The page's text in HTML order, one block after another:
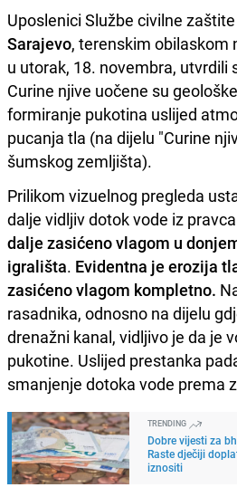
Uposlenici Službe civilne zaštite
Sarajevo, terenskim obilaskom
u utorak, 18. novembra, utvrdili
Curine njive uočene su
formiranje pukotina uslijed
pucanja tla (na dijelu "Curine
šumskog zemljišta).
Prilikom vizuelnog pregleda
dalje vidljiv dotok vode iz
dalje zasićeno vlagom u
igrališta. Evidentna je erozija
zasićeno vlagom kompletno.
rasadnika, odnosno na dijelu
drenažni kanal, vidljivo je da je
pukotine. Uslijed prestanka
smanjenje dotoka vode prema
TRENDING
Dobre vijesti za
Raste dječiji
iznositi